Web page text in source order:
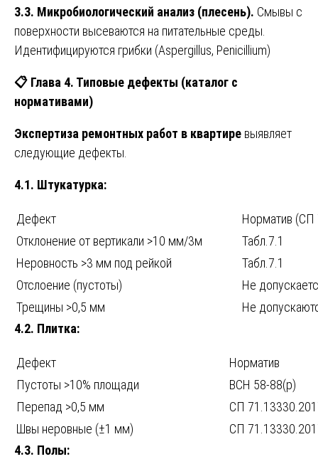
3.3. Микробиологический анализ (плесень). Смывы с
поверхности высеваются на питательные среды.
Идентифицируются грибки (Aspergillus, Penicillium)
📋 Глава 4. Типовые дефекты (каталог с
нормативами)
Экспертиза ремонтных работ в квартире выявляет
следующие дефекты.
4.1. Штукатурка:
Дефект
Норматив (СП
Отклонение от вертикали >10 мм/3м
Табл.7.1
Неровность >3 мм под рейкой
Табл.7.1
Отслоение (пустоты)
Не
Трещины >0,5 мм
Не
4.2. Плитка:
Дефект
Норматив
Пустоты >10% площади
ВСН 58-88(р)
Перепад >0,5 мм
СП
Швы неровные (±1 мм)
СП
4.3. Полы: